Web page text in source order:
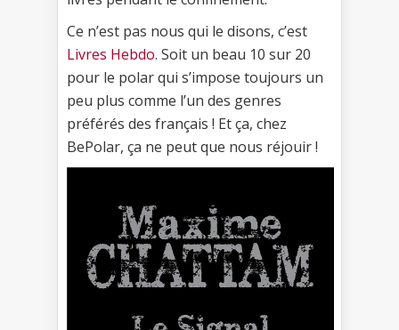
Ce n’est pas nous qui le disons, c’est
Livres Hebdo. Soit un beau 10 sur 20
pour le polar qui s’impose toujours un
peu plus comme l’un des genres
préférés des français ! Et ça, chez
BePolar, ça ne peut que nous réjouir !